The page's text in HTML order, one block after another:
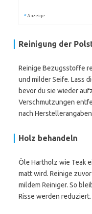
* Anzeige
Reinigung der
Reinige Bezugsstoffe
und milder Seife. Lass
bevor du sie wieder
Verschmutzungen
nach
Holz behandeln
Öle Hartholz wie Teak
matt wird. Reinige
mildem Reiniger. So
Risse werden reduziert.